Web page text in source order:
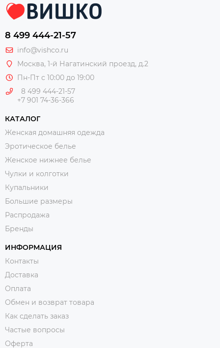
8 499 444-21-57
info@vishco.ru
Москва, 1-й Нагатинский проезд, д.2
Пн-Пт с 10:00 до 19:00
8 499 444-21-57
+7 901 74-36-366
КАТАЛОГ
Женская домашняя одежда
Эротическое белье
Женское нижнее белье
Чулки и колготки
Купальники
Большие размеры
Распродажа
Бренды
ИНФОРМАЦИЯ
Контакты
Доставка
Оплата
Обмен и возврат товара
Как сделать заказ
Частые вопросы
Оферта